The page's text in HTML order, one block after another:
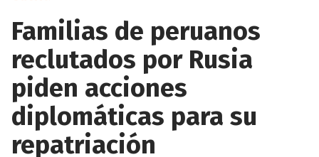
Familias de peruanos
reclutados por Rusia
piden acciones
diplomáticas para su
repatriación